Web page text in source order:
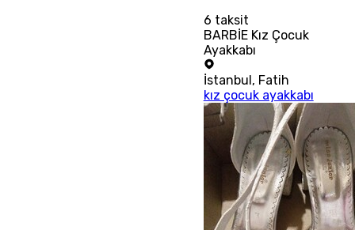
6 taksit
BARBİE Kız Çocuk
Ayakkabı
İstanbul, Fatih
kız çocuk ayakkabı